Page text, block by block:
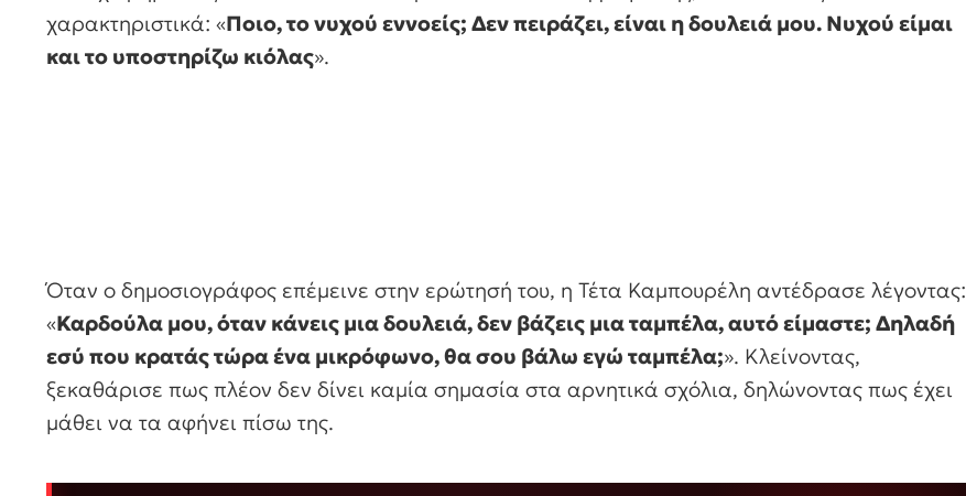
χαρακτηριστικά: «Ποιο, το νυχού εννοείς; Δεν πειράζει, είναι η δουλειά μου. Νυχού είμαι
και το υποστηρίζω κιόλας».
Όταν ο δημοσιογράφος επέμεινε στην ερώτησή του, η Τέτα Καμπουρέλη αντέδρασε λέγοντας:
«Καρδούλα μου, όταν κάνεις μια δουλειά, δεν βάζεις μια ταμπέλα, αυτό είμαστε; Δηλαδή
εσύ που κρατάς τώρα ένα μικρόφωνο, θα σου βάλω εγώ ταμπέλα;». Κλείνοντας,
ξεκαθάρισε πως πλέον δεν δίνει καμία σημασία στα αρνητικά σχόλια, δηλώνοντας πως έχει
μάθει να τα αφήνει πίσω της.